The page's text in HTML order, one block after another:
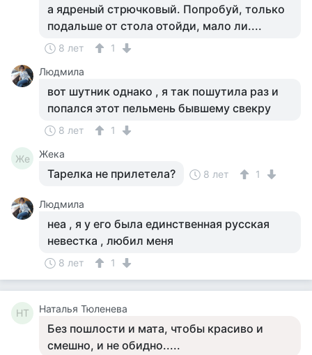
а ядреный стрючковый. Попробуй, только
подальше от стола отойди, мало ли....
8 лет
1
Людмила
вот шутник однако , я так пошутила раз и
попался этот пельмень бывшему свекру
8 лет 1
Же Жека
Тарелка не прилетела? 8 лет 1
Людмила
неа , я у его была единственная русская
невестка , любил меня
8 лет 1
НТ Наталья Тюленева
Без пошлости и мата, чтобы красиво и
смешно, и не обидно.....